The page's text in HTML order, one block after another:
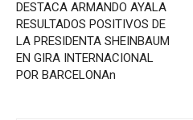
DESTACA ARMANDO AYALA
RESULTADOS POSITIVOS DE
LA PRESIDENTA SHEINBAUM
EN GIRA INTERNACIONAL
POR BARCELONAn